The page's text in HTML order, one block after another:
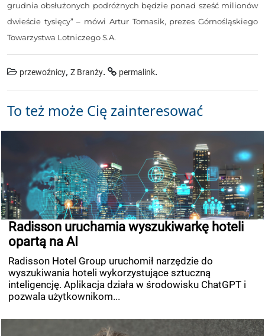
grudnia obsłużonych podróżnych będzie ponad sześć milionów
dwieście tysięcy” – mówi Artur Tomasik, prezes Górnośląskiego
Towarzystwa Lotniczego S.A.
przewoźnicy, Z Branży. permalink.
To też może Cię zainteresować
Radisson uruchamia wyszukiwarkę hoteli
opartą na AI
Radisson Hotel Group uruchomił narzędzie do
wyszukiwania hoteli wykorzystujące sztuczną
inteligencję. Aplikacja działa w środowisku ChatGPT i
pozwala użytkownikom...